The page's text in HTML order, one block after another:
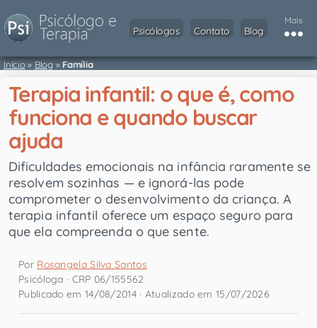
Psicólogos Contato Blog
Mais
Início» Blog»Família
Terapia infantil: o que é, como
funciona e quando buscar
ajuda
Dificuldades emocionais na infância raramente se
resolvem sozinhas — e ignorá-las pode
comprometer o desenvolvimento da criança. A
terapia infantil oferece um espaço seguro para
que ela compreenda o que sente.
Por Rosangela Silva Santos
Psicóloga · CRP 06/155562
Publicado em 14/08/2014 · Atualizado em 15/07/2026